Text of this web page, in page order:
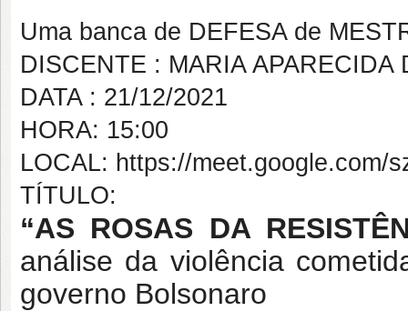
Uma banca de DEFESA de
DISCENTE : MARIA APARECIDA
DATA : 21/12/2021
HORA: 15:00
LOCAL: https://meet.google.com/
TÍTULO:
“AS ROSAS DA
análise da violência
governo Bolsonaro